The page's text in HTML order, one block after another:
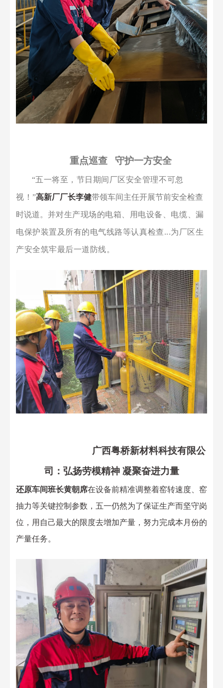
重点巡查守护一方安全
“五一将至，节日期间 厂区安全管理不可忽
视 ！”高新厂厂长李健带领车间主任开展节前安全检查
时说道。并对生产现场的电箱、用电设备、电缆、漏
电保护装置及所有的电气线路等认真检查...为厂区生
产安全筑牢最后一道防线。
广西粤桥新材料科技有限公
司： 弘扬劳模精神 凝聚奋进力量
还原车间班长黄朝席在设备前精准调整着窑转速度、窑
抽力等关键控制参数，五一仍然为了保证生产而坚守岗
位，用自己最大的限度去增加产量，努力完成本月份的
产量任务。